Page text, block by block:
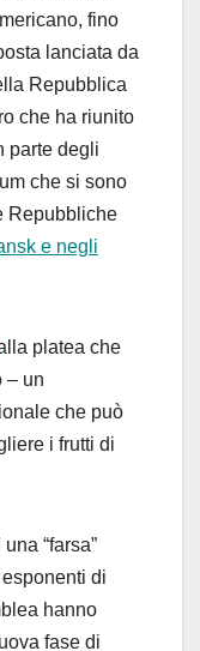
fino
lanciata da
Repubblica
che ha riunito
parte degli
che si sono
Repubbliche
e negli
platea che
– un
che può
i frutti di
“farsa”
di
hanno
fase di